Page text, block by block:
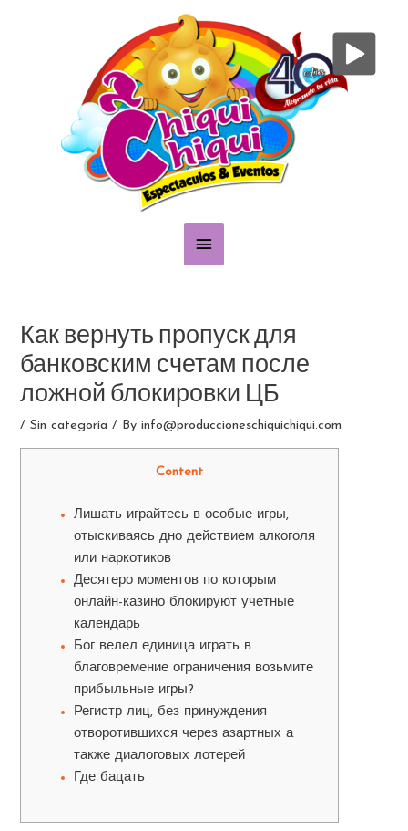
Main
Menu
Как вернуть пропуск для
банковским счетам после
ложной блокировки ЦБ
/Sin categoría / Byinfo@produccioneschiquichiqui.com
Content
Лишать играйтесь в особые игры,
отыскиваясь дно действием алкоголя
или наркотиков
Десятеро моментов по которым
онлайн-казино блокируют учетные
календарь
Бог велел единица играть в
благовремение ограничения возьмите
прибыльные игры?
Регистр лиц, без принуждения
отворотившихся через азартных а
также диалоговых лотерей
Где бацать